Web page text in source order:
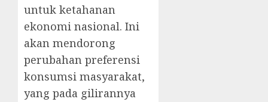
untuk ketahanan
ekonomi nasional. Ini
akan mendorong
perubahan preferensi
konsumsi masyarakat,
yang pada gilirannya